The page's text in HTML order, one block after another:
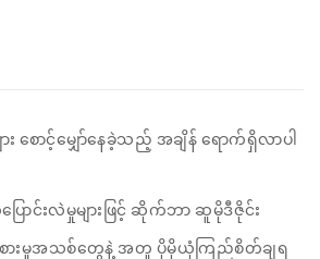
ား စောင့်မျှော်နေခဲ့သည့် အချိန် ရောက်ရှိလာပါ
ာင်းလဲမှုများဖြင့် ဆိုက်ဘာ ဆူမိုဒီဇိုင်း
ားမှုအသစ်တွေနဲ့ အတူ ပိုမိုယုံကြည်စိတ်ချရ